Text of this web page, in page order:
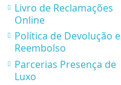
Livro de Reclamações
Online
Política de Devolução e
Reembolso
Parcerias Presença de
Luxo